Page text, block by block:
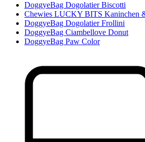
DoggyeBag Dogolatier Biscotti
Chewies LUCKY BITS Kaninchen
DoggyeBag Dogolatier Frollini
DoggyeBag Ciambellove Donut
DoggyeBag Paw Color